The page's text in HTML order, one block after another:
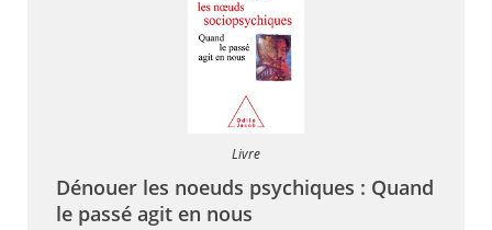
Livre
Dénouer les noeuds psychiques : Quand
le passé agit en nous